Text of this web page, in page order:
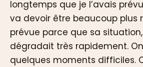
longtemps que je l’avais
va devoir être beaucoup plus
prévue parce que sa
dégradait très rapidement.
quelques moments difficiles.